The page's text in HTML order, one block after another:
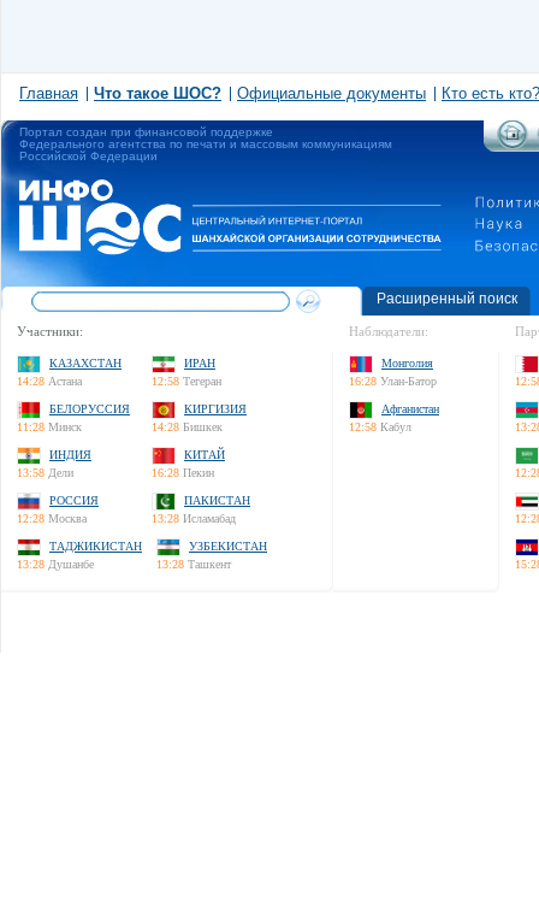
Главная Что такое ШОС? Официальные документы Кто есть кто?
Портал создан при финансовой поддержке
Федерального агентства по печати и массовым коммуникациям
Российской Федерации
Расширенный поиск
Участники:
КАЗАХСТАН
14:28 Астана
ИРАН
12:58 Тегеран
БЕЛОРУССИЯ
11:28 Минск
КИРГИЗИЯ
14:28 Бишкек
ИНДИЯ
13:58 Дели
КИТАЙ
16:28 Пекин
РОССИЯ
12:28 Москва
ПАКИСТАН
13:28 Исламабад
ТАДЖИКИСТАН
13:28 Душанбе
УЗБЕКИСТАН
13:28 Ташкент
Наблюдатели:
Монголия
16:28 Улан-Батор
Афганистан
12:58 Кабул